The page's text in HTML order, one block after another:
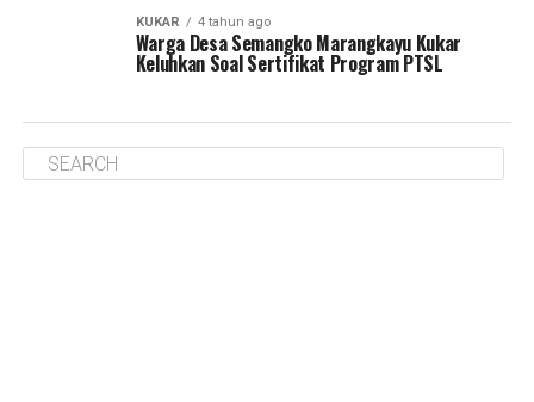
KUKAR 4 tahun ago
Warga Desa Semangko Marangkayu Kukar
Keluhkan Soal Sertifikat Program PTSL